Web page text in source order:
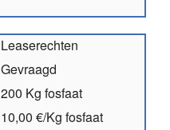
Leaserechten
Gevraagd
200 Kg fosfaat
10,00 €/Kg fosfaat